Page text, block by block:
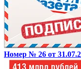
Номер № 26 от